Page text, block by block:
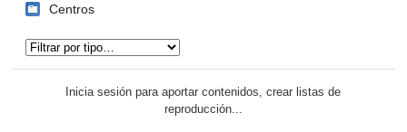
Centros
Inicia sesión para aportar contenidos, crear listas de
reproducción...